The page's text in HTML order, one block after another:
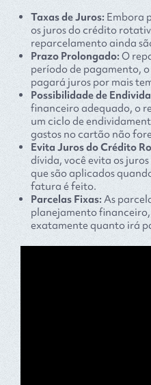
Taxas de Juros: Embora
os juros do crédito
reparcelamento ainda
Prazo Prolongado:O
período de pagamento,
pagará juros por mais
Possibilidade de
financeiro adequado, o
um ciclo de
gastos no cartão não
Evita Juros do Crédito
dívida, você evita os
que são aplicados
fatura é feito.
Parcelas Fixas: As
planejamento financeiro,
exatamente quanto irá